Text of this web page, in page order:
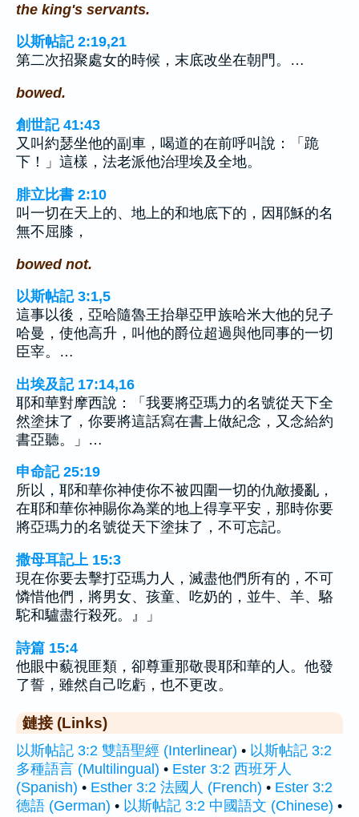
the king's servants.
以斯帖記 2:19,21
第二次招聚處女的時候，末底改坐在朝門。…
bowed.
創世記 41:43
又叫約瑟坐他的副車，喝道的在前呼叫說：「跪
下！」這樣，法老派他治理埃及全地。
腓立比書 2:10
叫一切在天上的、地上的和地底下的，因耶穌的名
無不屈膝，
bowed not.
以斯帖記 3:1,5
這事以後，亞哈隨魯王抬舉亞甲族哈米大他的兒子
哈曼，使他高升，叫他的爵位超過與他同事的一切
臣宰。…
出埃及記 17:14,16
耶和華對摩西說：「我要將亞瑪力的名號從天下全
然塗抹了，你要將這話寫在書上做紀念，又念給約
書亞聽。」…
申命記 25:19
所以，耶和華你神使你不被四圍一切的仇敵擾亂，
在耶和華你神賜你為業的地上得享平安，那時你要
將亞瑪力的名號從天下塗抹了，不可忘記。
撒母耳記上 15:3
現在你要去擊打亞瑪力人，滅盡他們所有的，不可
憐惜他們，將男女、孩童、吃奶的，並牛、羊、駱
駝和驢盡行殺死。』」
詩篇 15:4
他眼中藐視匪類，卻尊重那敬畏耶和華的人。他發
了誓，雖然自己吃虧，也不更改。
鏈接 (Links)
以斯帖記 3:2 雙語聖經 (Interlinear) • 以斯帖記 3:2
多種語言 (Multilingual) • Ester 3:2 西班牙人
(Spanish) • Esther 3:2 法國人 (French) • Ester 3:2
德語 (German) • 以斯帖記 3:2 中國語文 (Chinese) •